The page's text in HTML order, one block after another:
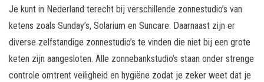
Je kunt in Nederland terecht bij verschillende zonnestudio’s van
ketens zoals Sunday’s, Solarium en Suncare. Daarnaast zijn er
diverse zelfstandige zonnestudio’s te vinden die niet bij een grote
keten zijn aangesloten. Alle zonnebankstudio’s staan onder strenge
controle omtrent veiligheid en hygiëne zodat je zeker weet dat je